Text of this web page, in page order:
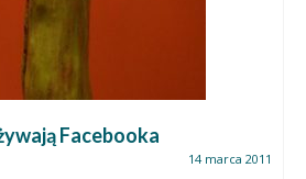
Facebooka
14 marca 2011